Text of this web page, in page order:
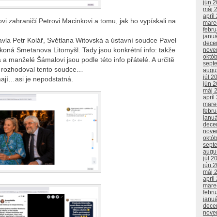
zahraničí Petrovi Macinkovi a tomu, jak ho vypískali na
Petr Kolář, Světlana Witovská a ústavní soudce Pavel
Smetanova Litomyšl. Tady jsou konkrétní info: takže
manželé Šámalovi jsou podle této info přátelé. A určitě
tento soudce…
je nepodstatná.
jún
máj
apríl
júl
jún
máj
apríl
júl
jún
máj
apríl